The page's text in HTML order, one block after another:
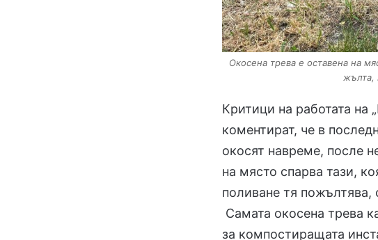
Окосена трева е оставена на
жълта,
Критици на работата на
коментират, че в
окосят навреме, после
на място спарва тази,
поливане тя
Самата окосена трева
за компостиращата